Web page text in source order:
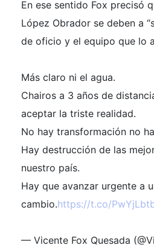
En ese sentido Fox precisó
López Obrador se deben a
de oficio y el equipo que lo
Más claro ni el agua.
Chairos a 3 años de
aceptar la triste realidad.
No hay transformación no
Hay destrucción de las
nuestro país.
Hay que avanzar urgente a
cambio.https://t.co/
— Vicente Fox Quesada